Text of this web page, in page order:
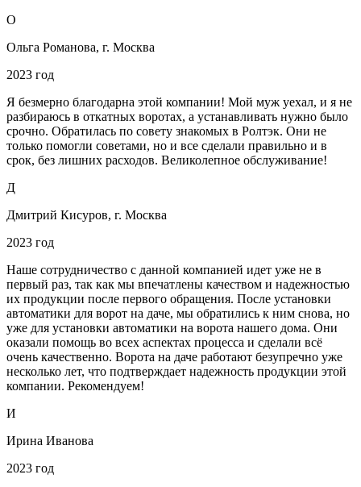
О
Ольга Романова, г. Москва
2023 год
Я безмерно благодарна этой компании! Мой муж уехал, и я не
разбираюсь в откатных воротах, а устанавливать нужно было
срочно. Обратилась по совету знакомых в Ролтэк. Они не
только помогли советами, но и все сделали правильно и в
срок, без лишних расходов. Великолепное обслуживание!
Д
Дмитрий Кисуров, г. Москва
2023 год
Наше сотрудничество с данной компанией идет уже не в
первый раз, так как мы впечатлены качеством и надежностью
их продукции после первого обращения. После установки
автоматики для ворот на даче, мы обратились к ним снова, но
уже для установки автоматики на ворота нашего дома. Они
оказали помощь во всех аспектах процесса и сделали всё
очень качественно. Ворота на даче работают безупречно уже
несколько лет, что подтверждает надежность продукции этой
компании. Рекомендуем!
И
Ирина Иванова
2023 год